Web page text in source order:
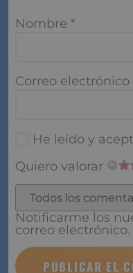
Nombre *
Correo electrónico
He leído y
Quiero valorar
Notificarme los
correo electrónico.